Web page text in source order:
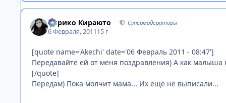
Кирико Кираюто Супермодераторы
6 Февраля, 201115 г
[quote name='Akechi' date='06 Февраль 2011 - 08:47']
Передавайте ей от меня поздравления) А как малыша
[/quote]
Передам) Пока молчит мама... Их ещё не выписали...